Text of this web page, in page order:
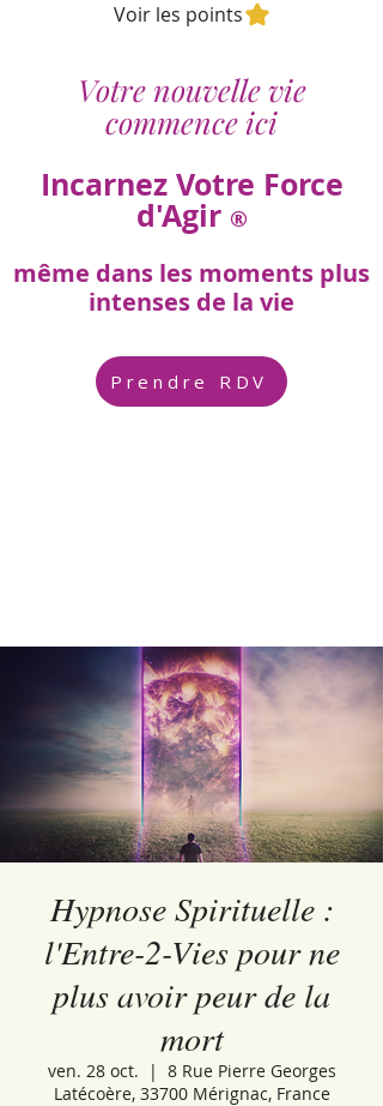
Voir les points
Votre nouvelle vie
commence ici
Incarnez Votre Force
d'Agir ®
même dans les moments plus
intenses de la vie
Prendre RDV
Hypnose Spirituelle :
l'Entre-2-Vies pour ne
plus avoir peur de la
mort
ven. 28 oct.
  |
8 Rue Pierre Georges
Latécoère, 33700 Mérignac, France